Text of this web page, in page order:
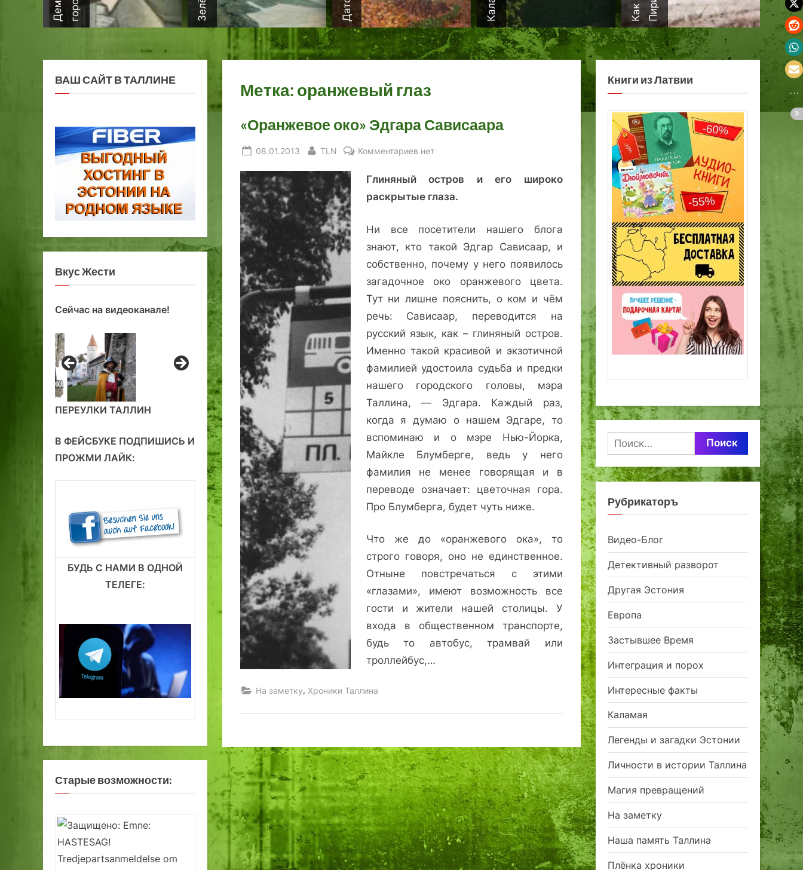
Метка: оранжевый глаз
«Оранжевое око» Эдгара Сависаара
Posted
08.01.2013 By
TLN Комментариев к
«Оранжевое
око»
Сависаара
нет
Глиняный остров и его широко
раскрытые глаза.
Ни все посетители нашего блога
знают, кто такой Эдгар Сависаар, и
собственно, почему у него появилось
загадочное око оранжевого цвета.
Тут ни лишне пояснить, о ком и чём
речь: Сависаар, переводится на
русский язык, как – глиняный остров.
Именно такой красивой и экзотичной
фамилией удостоила судьба и предки
нашего городского головы, мэра
Таллина, — Эдгара. Каждый раз,
когда я думаю о нашем Эдгаре, то
вспоминаю и о мэре Нью-Йорка,
Майкле Блумберге, ведь у него
фамилия не менее говорящая и в
переводе означает: цветочная гора.
Про Блумберга, будет чуть ниже.
Что же до «оранжевого ока», то
строго говоря, оно не единственное.
Отныне повстречаться с этими
«глазами», имеют возможность все
гости и жители нашей столицы. У
входа в общественном транспорте,
будь то автобус, трамвай или
троллейбус,…
На заметку, Хроники Таллина
ВАШ САЙТ В ТАЛЛИНЕ
Вкус Жести
Сейчас на видеоканале!
ПЕРЕУЛКИ ТАЛЛИН
В ФЕЙСБУКЕ ПОДПИШИСЬ И
ПРОЖМИ ЛАЙК:
БУДЬ С НАМИ В ОДНОЙ
ТЕЛЕГЕ:
Старые возможности:
Книги из Латвии
Найти:
Рубрикаторъ
Видео-Блог
Детективный разворот
Другая Эстония
Европа
Застывшее Время
Интеграция и порох
Интересные факты
Каламая
Легенды и загадки Эстонии
Личности в истории Таллина
Магия превращений
На заметку
Наша память Таллина
Плёнка хроники